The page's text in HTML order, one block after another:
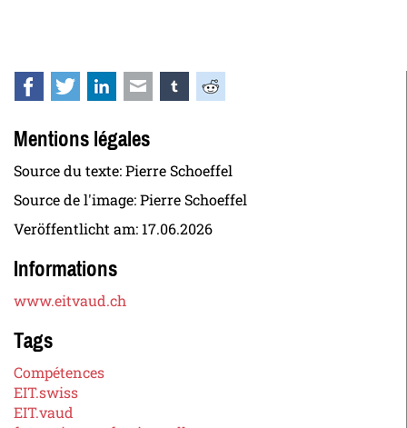
Facebook
TwitterLinkedInE-mail tumblrReddit
Mentions légales
Source du texte: Pierre Schoeffel
Source de l'image: Pierre Schoeffel
Veröffentlicht am: 17.06.2026
Informations
www.eitvaud.ch
Tags
Compétences
EIT.swiss
EIT.vaud